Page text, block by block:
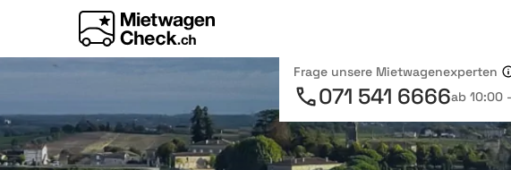
Frage unsere Mietwagenexperten
071 541 6666ab 10:00